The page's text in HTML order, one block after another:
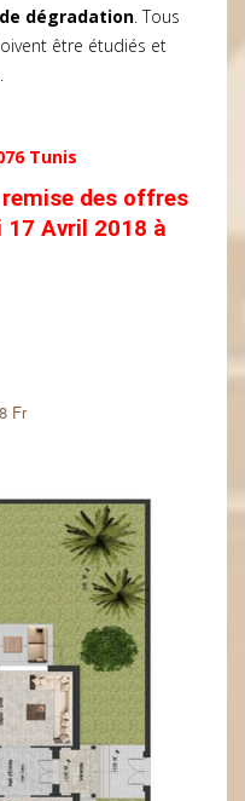
dégradation . Tous
être étudiés et
Tunis
des offres
17 Avril 2018 à
Fr